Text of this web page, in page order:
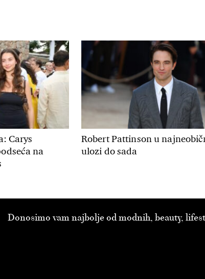
Carys
na
Robert Pattinson u
ulozi do sada
Donosimo vam najbolje od modnih, beauty,